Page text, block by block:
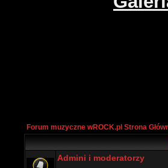
Forum muzyczne wROCK.pl Strona
Admini i moderatorzy